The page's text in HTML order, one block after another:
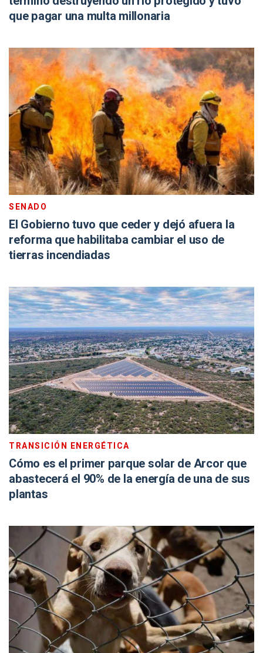
que pagar una multa millonaria
SENADO
El Gobierno tuvo que ceder y dejó afuera la
reforma que habilitaba cambiar el uso de
tierras incendiadas
TRANSICIÓN ENERGÉTICA
Cómo es el primer parque solar de Arcor que
abastecerá el 90% de la energía de una de sus
plantas